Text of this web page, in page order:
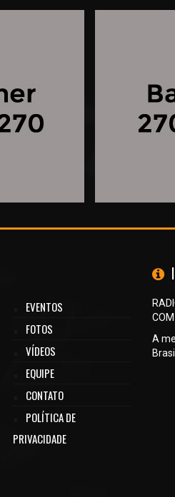
EVENTOS
FOTOS
VÍDEOS
EQUIPE
CONTATO
POLÍTICA DE
PRIVACIDADE
A